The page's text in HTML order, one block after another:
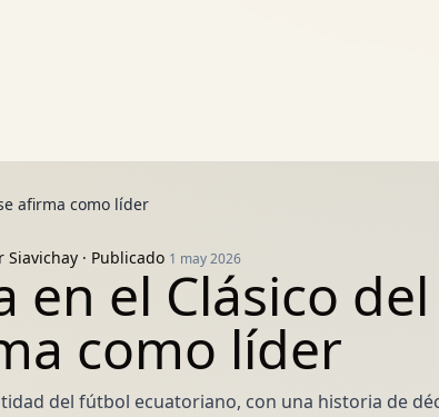
afirma como líder
Siavichay · Publicado 1 may 2026
en el Clásico
como líder
del fútbol ecuatoriano, con una historia de